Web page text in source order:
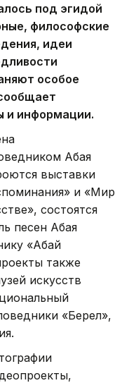
под эгидой
философские
идеи
особое
и информации.
Абая
выставки
и «Мир
состоятся
песен Абая
«Абай
также
искусств
«Берел»,